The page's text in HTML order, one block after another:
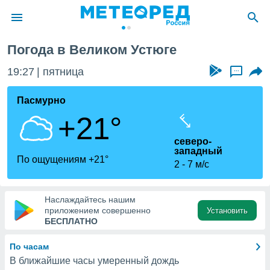
о
Вы можете
к этому
доступ
Погода в Великом Устюге
19:27 пятница ...
Пасмурно
+21°
По ощущениям +21°
северо-
западный
2
7 м/с
Наслаждайтесь нашим
приложением совершенно
БЕСПЛАТНО
Установить
По часам
В ближайшие часы умеренный дождь